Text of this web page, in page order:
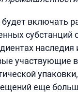
будет включать
участвующие
еще